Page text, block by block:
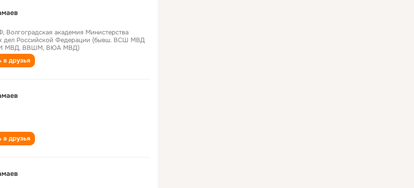
академия Министерства
дел Российской Федерации (бывш. ВСШ МВД
МВД, ВВШМ, ВЮА МВД)
в друзья
в друзья